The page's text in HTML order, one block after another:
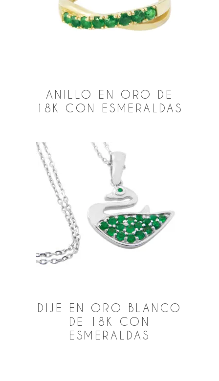
ANILLO EN ORO DE
18K CON ESMERALDAS
DIJE EN ORO BLANCO
DE 18K CON
ESMERALDAS